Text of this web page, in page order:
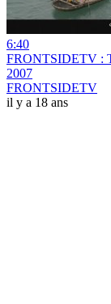
6:40
FRONTSIDETV :
2007
FRONTSIDETV
il y a 18 ans